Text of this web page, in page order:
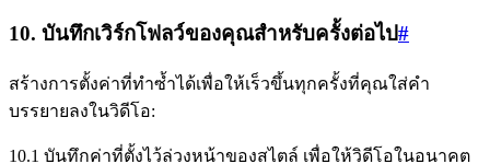
10. บันทึกเวิร์กโฟลว์ของคุณสำหรับครั้งต่อไป#
สร้างการตั้งค่าที่ทำซ้ำได้เพื่อให้เร็วขึ้นทุกครั้งที่คุณใส่คำ
บรรยายลงในวิดีโอ:
10.1 บันทึกค่าที่ตั้งไว้ล่วงหน้าของสไตล์ เพื่อให้วิดีโอในอนาคต